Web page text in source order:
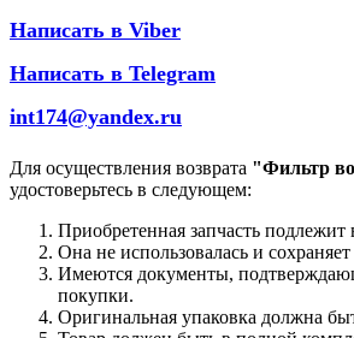
Написать в Viber
Написать в Telegram
int174@yandex.ru
Для осуществления возврата "Фильтр
удостоверьтесь в следующем:
Приобретенная запчасть подлежит
Она не использовалась и
Имеются документы,
покупки.
Оригинальная упаковка должна